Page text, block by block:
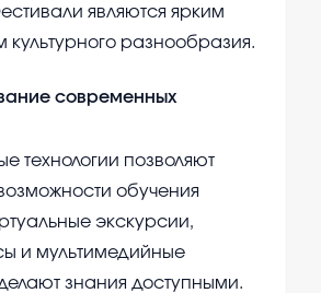
являются ярким
разнообразия.
современных
технологии позволяют
обучения
экскурсии,
и мультимедийные
знания доступными.